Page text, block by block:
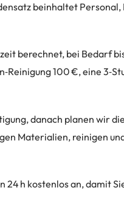
beinhaltet
berechnet, bei Bedarf bis
100 €, eine
danach planen wir
Materialien, reinigen
h kostenlos an, damit